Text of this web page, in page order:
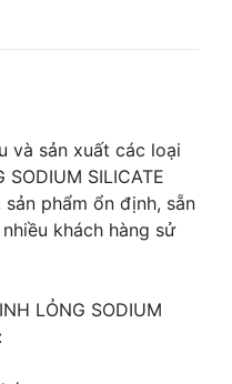
và sản xuất các loại
SILICATE
phẩm ổn định, sẵn
khách hàng sử
LỎNG SODIUM